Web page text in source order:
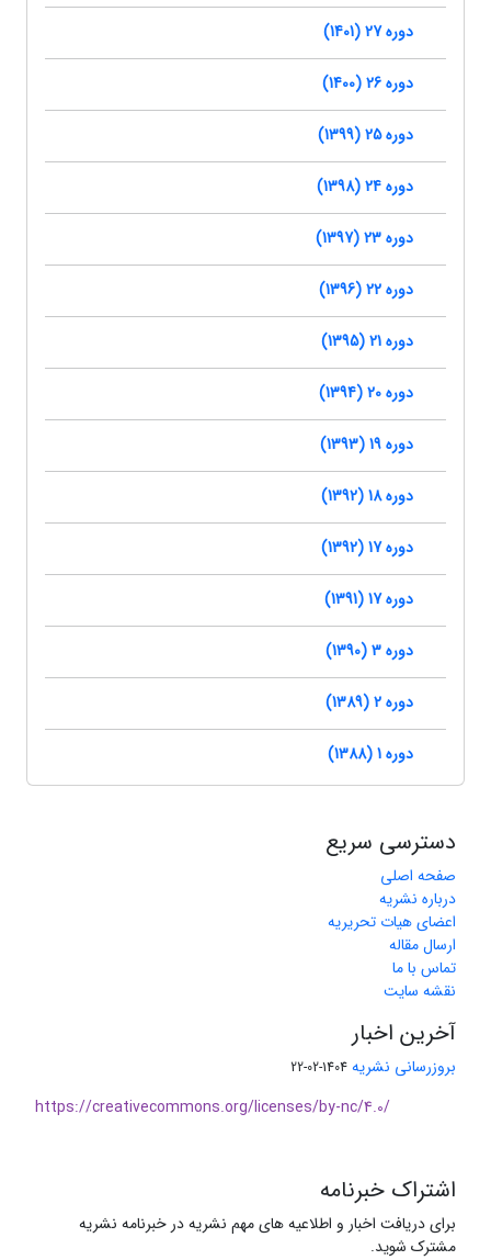
دوره 27 (1401)
دوره 26 (1400)
دوره 25 (1399)
دوره 24 (1398)
دوره 23 (1397)
دوره 22 (1396)
دوره 21 (1395)
دوره 20 (1394)
دوره 19 (1393)
دوره 18 (1392)
دوره 17 (1392)
دوره 17 (1391)
دوره 3 (1390)
دوره 2 (1389)
دوره 1 (1388)
دسترسی سریع
صفحه اصلی
درباره نشریه
اعضای هیات تحریریه
ارسال مقاله
تماس با ما
نقشه سایت
آخرین اخبار
بروزرسانی نشریه 1404-02-22
https://creativecommons.org/licenses/by-nc/4.0/
اشتراک خبرنامه
برای دریافت اخبار و اطلاعیه های مهم نشریه در خبرنامه نشریه
مشترک شوید.